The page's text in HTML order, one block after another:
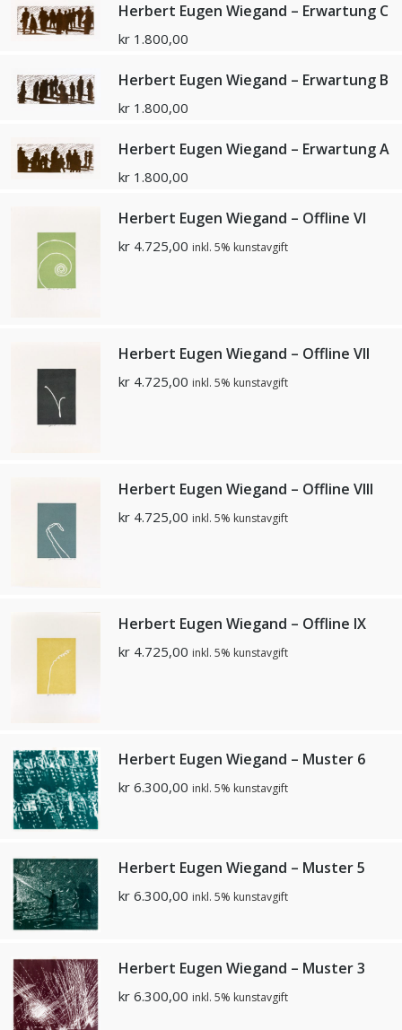
Herbert Eugen Wiegand – Erwartung C
kr 1.800,00
Herbert Eugen Wiegand – Erwartung B
kr 1.800,00
Herbert Eugen Wiegand – Erwartung A
kr 1.800,00
Herbert Eugen Wiegand – Offline VI
kr 4.725,00 inkl. 5% kunstavgift
Herbert Eugen Wiegand – Offline VII
kr 4.725,00 inkl. 5% kunstavgift
Herbert Eugen Wiegand – Offline VIII
kr 4.725,00 inkl. 5% kunstavgift
Herbert Eugen Wiegand – Offline IX
kr 4.725,00 inkl. 5% kunstavgift
Herbert Eugen Wiegand – Muster 6
kr 6.300,00 inkl. 5% kunstavgift
Herbert Eugen Wiegand – Muster 5
kr 6.300,00 inkl. 5% kunstavgift
Herbert Eugen Wiegand – Muster 3
kr 6.300,00 inkl. 5% kunstavgift